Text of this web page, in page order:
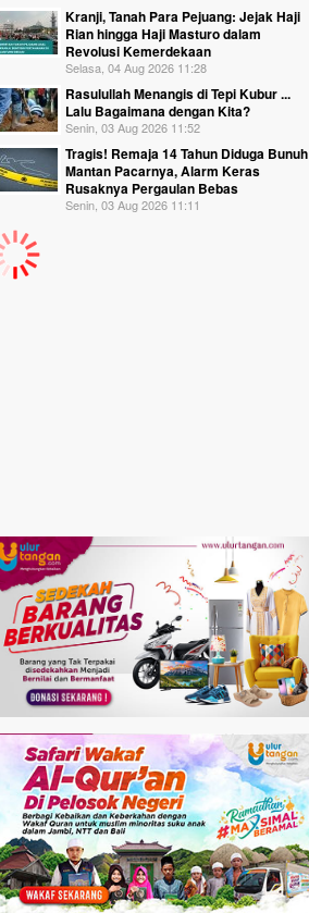
Kranji, Tanah Para Pejuang: Jejak Haji
Rian hingga Haji Masturo dalam
Revolusi Kemerdekaan
Selasa, 04 Aug 2026 11:28
Rasulullah Menangis di Tepi Kubur ...
Lalu Bagaimana dengan Kita?
Senin, 03 Aug 2026 11:52
Tragis! Remaja 14 Tahun Diduga Bunuh
Mantan Pacarnya, Alarm Keras
Rusaknya Pergaulan Bebas
Senin, 03 Aug 2026 11:11